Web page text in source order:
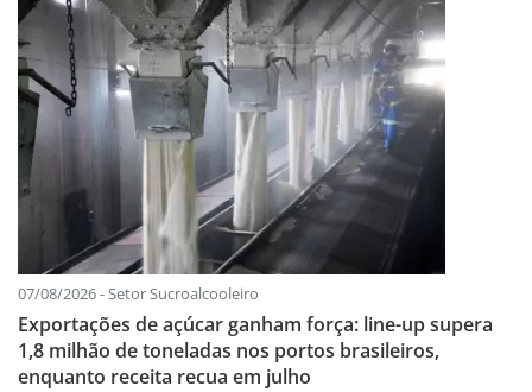
07/08/2026 - Setor Sucroalcooleiro
Exportações de açúcar ganham força: line-up supera
1,8 milhão de toneladas nos portos brasileiros,
enquanto receita recua em julho